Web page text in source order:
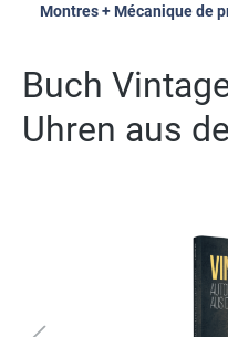
Montres + Mécanique de
Buch
Uhren aus